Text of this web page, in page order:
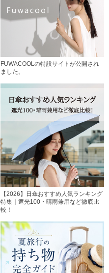
FUWACOOLの特設サイトが公開され
ました。
【2026】日傘おすすめ人気ランキング
特集｜遮光100・晴雨兼用など徹底比
較！